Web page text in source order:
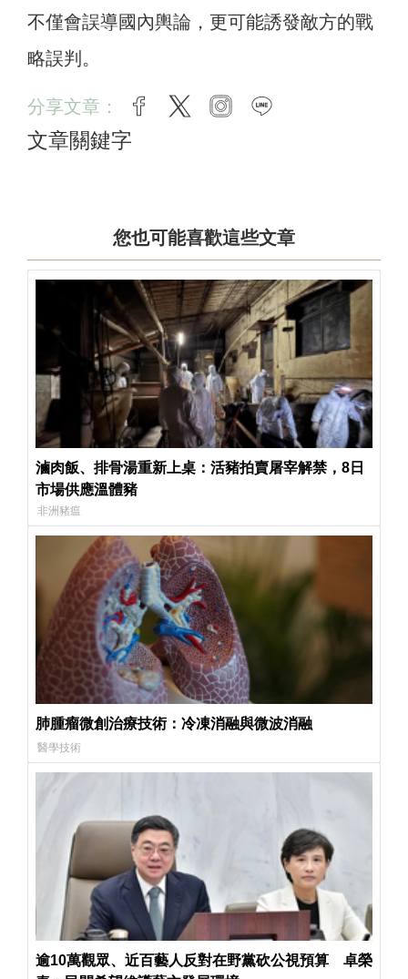
不僅會誤導國內輿論，更可能誘發敵方的戰
略誤判。
分享文章： facebook
twitter instagram
文章關鍵字
您也可能喜歡這些文章
滷肉飯、排骨湯重新上桌：活豬拍賣屠宰解禁，8日
市場供應溫體豬
非洲豬瘟
肺腫瘤微創治療技術：冷凍消融與微波消融
醫學技術
逾10萬觀眾、近百藝人反對在野黨砍公視預算 卓榮